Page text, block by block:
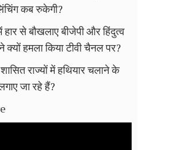
कब रुकेगी?
से बौखलाए बीजेपी और हिंदुत्व
क्यों हमला किया टीवी चैनल पर?
राज्यों में हथियार चलाने के
जा रहे हैं?